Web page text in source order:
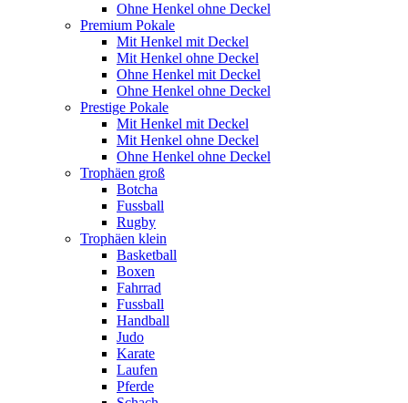
Ohne Henkel ohne Deckel
Premium Pokale
Mit Henkel mit Deckel
Mit Henkel ohne Deckel
Ohne Henkel mit Deckel
Ohne Henkel ohne Deckel
Prestige Pokale
Mit Henkel mit Deckel
Mit Henkel ohne Deckel
Ohne Henkel ohne Deckel
Trophäen groß
Botcha
Fussball
Rugby
Trophäen klein
Basketball
Boxen
Fahrrad
Fussball
Handball
Judo
Karate
Laufen
Pferde